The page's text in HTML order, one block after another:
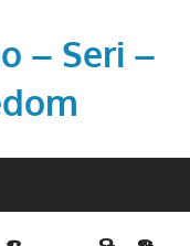
– Seri –